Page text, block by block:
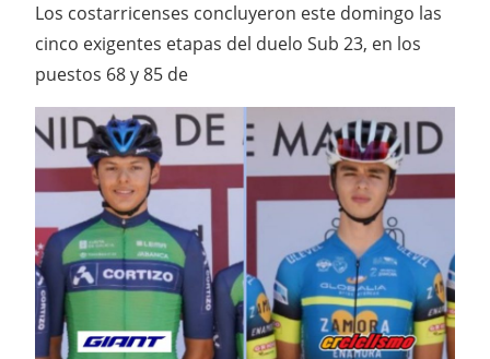
Los costarricenses concluyeron este domingo las
cinco exigentes etapas del duelo Sub 23, en los
puestos 68 y 85 de